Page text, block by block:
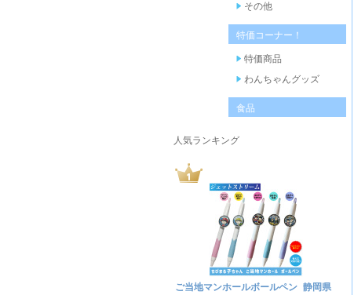
その他
特価コーナー！
特価商品
わんちゃんグッズ
食品
人気ランキング
ご当地マンホールボールペン 静岡県